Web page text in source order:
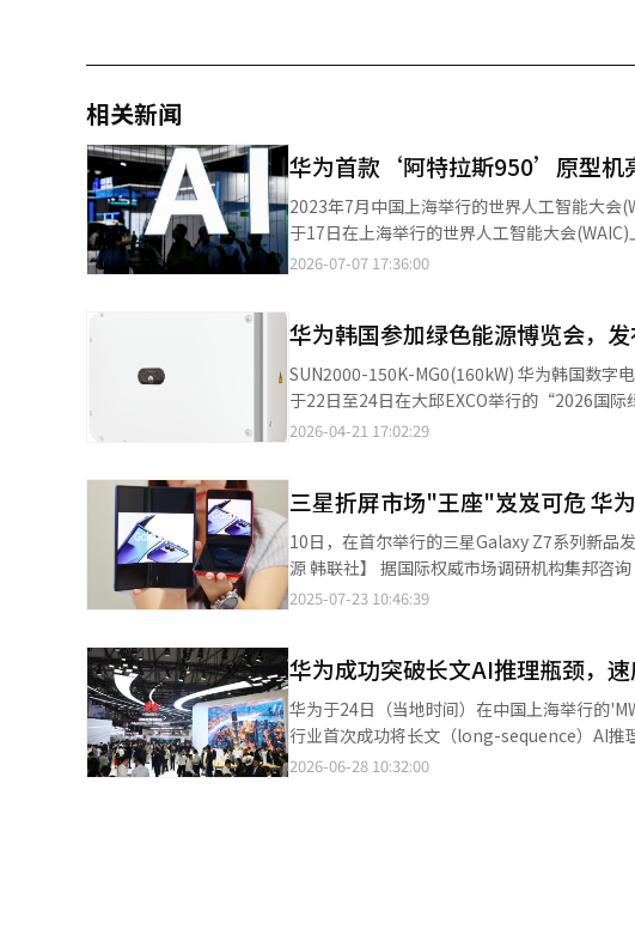
相关新闻
华为首款‘阿特拉斯950’原型机
2023年7月中国上海举行的世界人工智能大会(WAIC)现场安装的
于17日在上海举行的世界人工智能大会
特拉斯950’到下一代AI半导体、AI代理智能
术部和上海市等共同主办的国家级最大人工智能盛会。 今年的展会规模空前，展览面积超过10万
企业参展，展品总数超过3000件，其中300
950’。该系统将8000多个AI芯片连接成一个
的学习和推理。该产品在今年3月的移动世界大会
国AI企业MiniMax的最新AI模型‘M3’，
奖得主和诺贝尔奖得主在内的9位世界顶尖学
吉奥，被称为“强化学习之父”的理查德·萨顿
政府也借此机会进一步扩大以中国为中心的
改革委员会将发布针对20多个国家的‘中国
在AI计算基础设施建设、开源生态系统构建、AI安全治理等领
与高技术发展司副司长王罗蒙在当天的
预计今年将保持30%以上的增长。”他强调：
索合作模式和路径，将美好的愿景转化为实
2026-07-07 17:36:00
华为韩国参加绿色能源博览会，
SUN2000-150K-MG0(160kW) 华为韩国数字
于22日至24日在大邱EXCO举行的“2026国
相关技术。此次展出的SUN2000-150K-
测试，确保其在盐雾地区或沙漠等多种环境中
了MPPT范围，提高了现场应对能力，并通过
讨会，介绍逆变器技术、零出口解决方案、
示，为国内用户在快速变化的电力环境中提供
术和电力电子技术的解决方案，助力产业高
2026-04-21 17:02:29
三星折屏市场"王座"岌岌可危 华
10日，在首尔举行的三星Galaxy Z7系列新品
源 韩联社】 据国际权威市场调研机构集邦咨询（TrendForce）最新发布的行业分析报告显示，今年三星电子全球可
折叠手机市占率或将同比下降10个百分点。报
秀”逐步转向“群雄逐鹿”的竞争格局。 报告指出，华为的强势崛起以及中低价位可折叠手机需求扩张是导致三星份
额下滑的主要原因。集邦咨询预计，华为将
点。此外，荣耀和联想的市场份额也将实现
市场占有率预计将从3%提升至5.1%，OPPO、vivo等
管三星电子近期推出的Galaxy Z7系列在铰链
2025-07-23 10:46:39
华为成功突破长文AI推理瓶颈，
华为于24日（当地时间）在中国上海举行的'MWC上
行业首次成功将长文（long-sequence）AI推理的令牌处理能力
上海举行的'MWC上海2026'上与中国移动湖北公司共
2026-06-28 10:32:00